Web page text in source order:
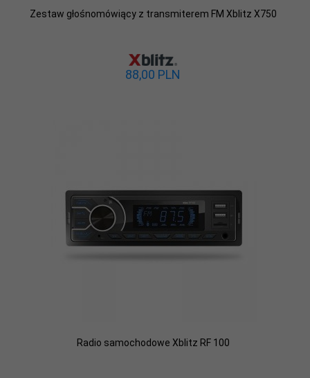
Zestaw głośnomówiący z transmiterem FM Xblitz X750
88,00 PLN
Radio samochodowe Xblitz RF 100